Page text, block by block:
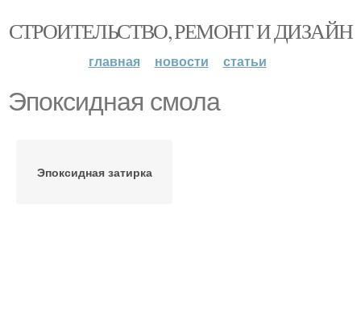
СТРОИТЕЛЬСТВО, РЕМОНТ И ДИЗАЙН
главная новости статьи
Эпоксидная смола
Эпоксидная затирка